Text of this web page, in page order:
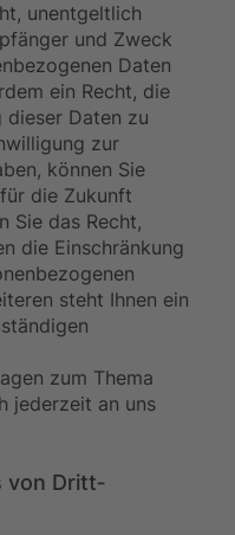
unentgeltlich
und Zweck
Daten
ein Recht, die
dieser Daten zu
zur
können Sie
die Zukunft
Sie das Recht,
die Einschränkung
steht Ihnen ein
zum Thema
jederzeit an uns
von Dritt­